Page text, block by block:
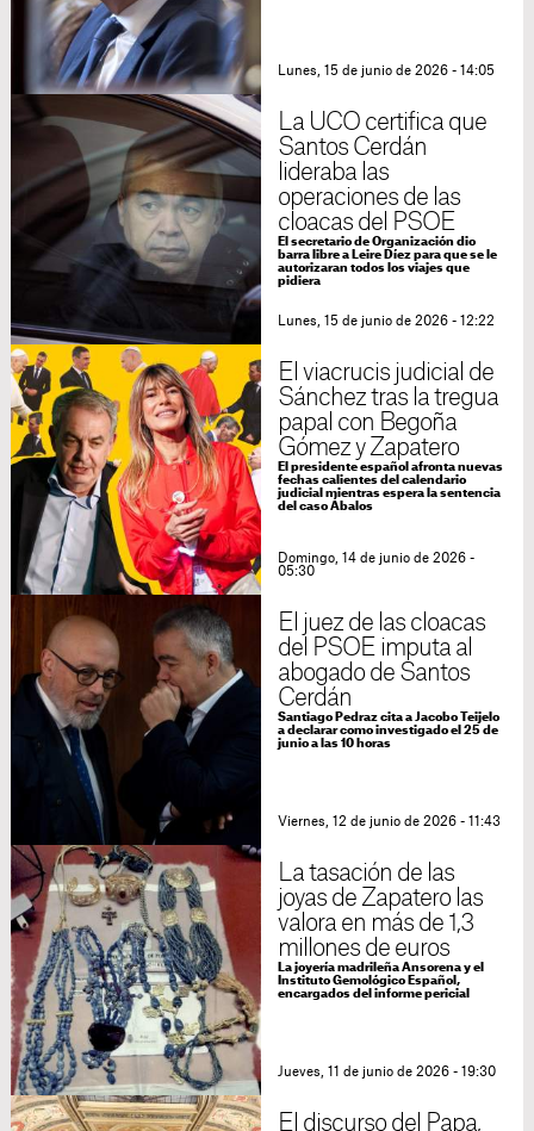
Lunes, 15 de junio de 2026 - 14:05
La UCO certifica que
Santos Cerdán
lideraba las
operaciones de las
cloacas del PSOE
El secretario de Organización dio
barra libre a Leire Díez para que se le
autorizaran todos los viajes que
pidiera
Lunes, 15 de junio de 2026 - 12:22
El viacrucis judicial de
Sánchez tras la tregua
papal con Begoña
Gómez y Zapatero
El presidente español afronta nuevas
fechas calientes del calendario
judicial mientras espera la sentencia
del caso Ábalos
Domingo, 14 de junio de 2026 -
05:30
El juez de las cloacas
del PSOE imputa al
abogado de Santos
Cerdán
Santiago Pedraz cita a Jacobo Teijelo
a declarar como investigado el 25 de
junio a las 10 horas
Viernes, 12 de junio de 2026 - 11:43
La tasación de las
joyas de Zapatero las
valora en más de 1,3
millones de euros
La joyería madrileña Ansorena y el
Instituto Gemológico Español,
encargados del informe pericial
Jueves, 11 de junio de 2026 - 19:30
El discurso del Papa,